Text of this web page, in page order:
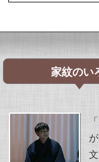
家紋のい
「